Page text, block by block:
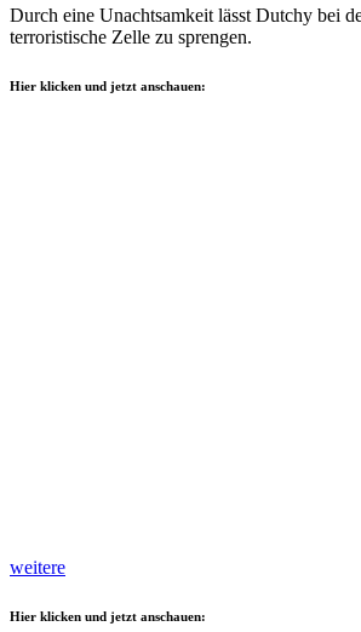
Durch eine Unachtsamkeit lässt Dutchy bei
terroristische Zelle zu sprengen.
Hier klicken und jetzt anschauen:
weitere
Hier klicken und jetzt anschauen: